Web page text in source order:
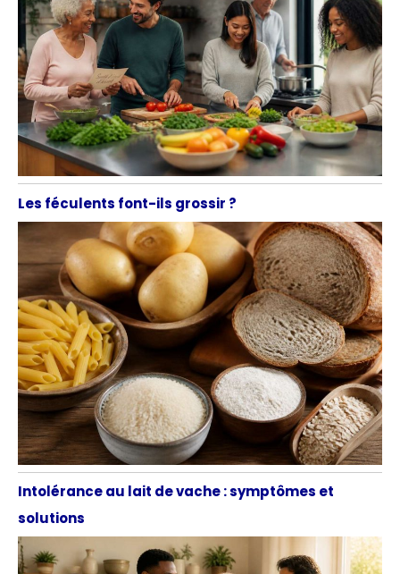
Les féculents font-ils grossir ?
Intolérance au lait de vache : symptômes et
solutions